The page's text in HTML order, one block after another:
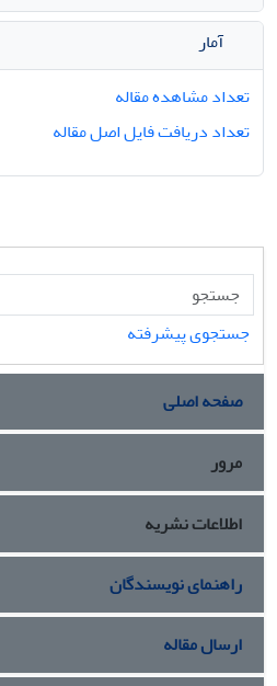
آمار
تعداد مشاهده مقاله
تعداد دریافت فایل اصل مقاله
جستجوی پیشرفته
صفحه اصلی
مرور
اطلاعات نشریه
راهنمای نویسندگان
ارسال مقاله